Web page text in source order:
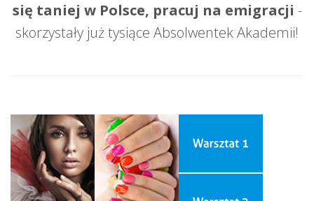
się taniej w Polsce, pracuj na emigracji -
skorzystały już tysiące Absolwentek Akademii!